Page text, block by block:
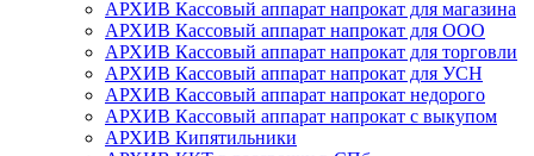
АРХИВ Кассовый аппарат напрокат для магазина
АРХИВ Кассовый аппарат напрокат для ООО
АРХИВ Кассовый аппарат напрокат для торговли
АРХИВ Кассовый аппарат напрокат для УСН
АРХИВ Кассовый аппарат напрокат недорого
АРХИВ Кассовый аппарат напрокат с выкупом
АРХИВ Кипятильники